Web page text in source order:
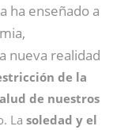
ha enseñado a
nueva realidad
de la
de nuestros
La soledad y el